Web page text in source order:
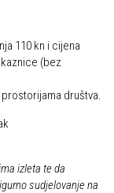
110 kn i cijena
(bez
društva.
izleta te da
sudjelovanje na